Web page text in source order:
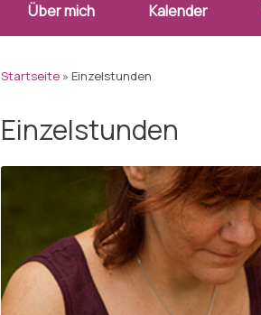
Über mich Kalender
Startseite » Einzelstunden
Einzelstunden